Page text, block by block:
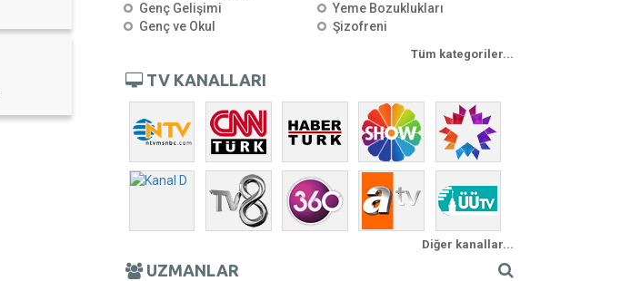
Genç Gelişimi
Genç ve Okul
Yeme Bozuklukları
Şizofreni
Tüm kategoriler...
TV KANALLARI
Diğer kanallar...
UZMANLAR